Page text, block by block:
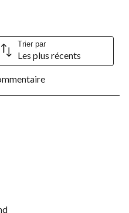
Trier par
Les plus récents